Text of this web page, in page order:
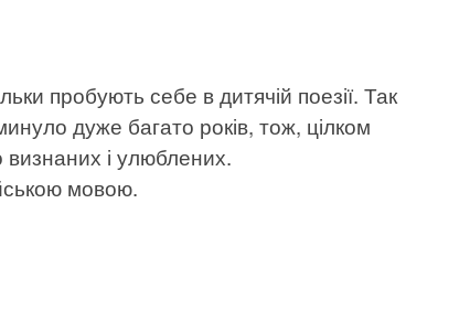
пробують себе в дитячій поезії. Так
дуже багато років, тож, цілком
і улюблених.
мовою.